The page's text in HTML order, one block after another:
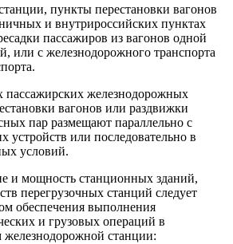
пункты перестановки вагонов
и внутрироссийских пунктах
пассажиров из вагонов одной
или с железнодорожного транспорта
пассажирских железнодорожных
вагонов или раздвижки
пар размещают параллельно с
устройств или последовательно в
условий.
и мощность станционных зданий,
перегрузочных станций следует
обеспечения выполнения
и грузовых операций в
железнодорожной станции: